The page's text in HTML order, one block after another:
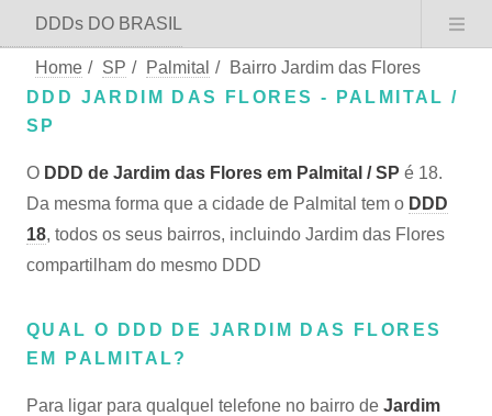
DDDs DO BRASIL
Home / SP / Palmital /
Bairro Jardim das Flores
DDD JARDIM DAS FLORES - PALMITAL /
SP
O DDD de Jardim das Flores em Palmital / SP é 18.
Da mesma forma que a cidade de Palmital tem o DDD
18, todos os seus bairros, incluindo Jardim das Flores
compartilham do mesmo DDD
QUAL O DDD DE JARDIM DAS FLORES
EM PALMITAL?
Para ligar para qualquel telefone no bairro de Jardim